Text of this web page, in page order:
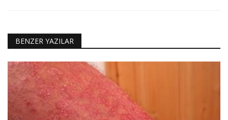
BENZER YAZILAR